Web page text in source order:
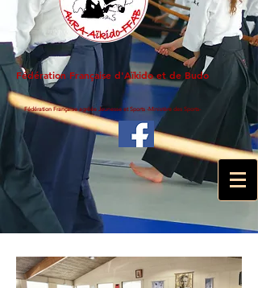
Fédération Française d'Aïkido et de Budo
Fédération Française agréée Jeunesse et Sports -Ministère des Sports-